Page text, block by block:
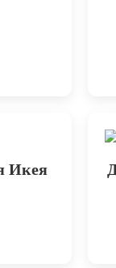
Икея